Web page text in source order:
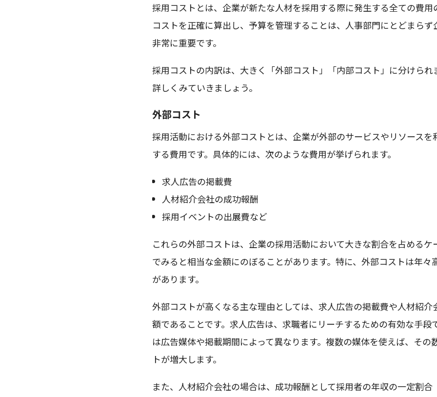
採用コストとは、企業が新たな人材を採用する際に発生する全ての費用
コストを正確に算出し、予算を管理することは、人事部門にとどまらず
非常に重要です。
採用コストの内訳は、大きく「外部コスト」「内部コスト」に分けられ
詳しくみていきましょう。
外部コスト
採用活動における外部コストとは、企業が外部のサービスやリソースを
する費用です。具体的には、次のような費用が挙げられます。
求人広告の掲載費
人材紹介会社の成功報酬
採用イベントの出展費など
これらの外部コストは、企業の採用活動において大きな割合を占めるケ
でみると相当な金額にのぼることがあります。特に、外部コストは年々
があります。
外部コストが高くなる主な理由としては、求人広告の掲載費や人材紹介
額であることです。求人広告は、求職者にリーチするための有効な手段
は広告媒体や掲載期間によって異なります。複数の媒体を使えば、その
トが増大します。
また、人材紹介会社の場合は、成功報酬として採用者の年収の一定割合